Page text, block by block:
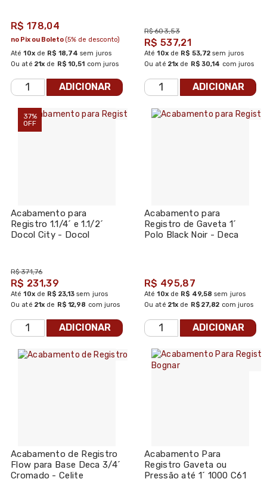
R$ 178,04
Até10xde R$ 18,74 sem juros
Ou até 21x de R$ 10,51 com juros
no Pix ou Boleto(5% de desconto)
ADICIONAR
R$ 603,53
R$ 537,21
Até10xde R$ 53,72 sem juros
Ou até 21x de R$ 30,14 com juros
ADICIONAR
37%
OFF
Acabamento para
Registro 1.1/4´ e 1.1/2´
Docol City - Docol
R$ 371,76
R$ 231,39
Até10xde R$ 23,13 sem juros
Ou até 21x de R$ 12,98 com juros
ADICIONAR
Acabamento para
Registro de Gaveta 1´
Polo Black Noir - Deca
R$ 495,87
Até10xde R$ 49,58 sem juros
Ou até 21x de R$ 27,82 com juros
ADICIONAR
Acabamento de Registro
Flow para Base Deca 3/4´
Cromado - Celite
Acabamento Para
Registro Gaveta ou
Pressão até 1´ 1000 C61